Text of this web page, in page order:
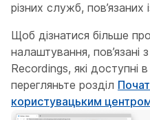
різних служб, пов’язаних
Щоб дізнатися більше
налаштування, пов’язані
Recordings, які доступні
перегляньте розділ
користувацьким